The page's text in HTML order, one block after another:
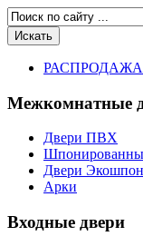
РАСПРОДАЖА
Межкомнатные
Двери ПВХ
Двери Экошпон
Арки
Входные двери